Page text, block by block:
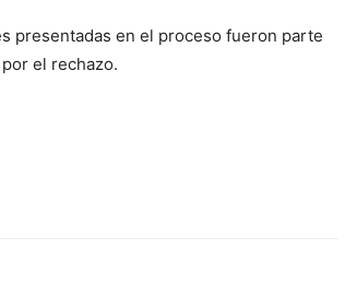
presentadas en el proceso fueron parte
el rechazo.